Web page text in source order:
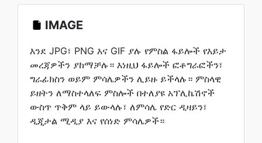
IMAGE
እንደ JPG፣ PNG እና GIF ያሉ የምስል ፋይሎች የእይታ
መረጃዎችን ያከማቻሉ። እነዚህ ፋይሎች ፎቶግራፎችን፣
ግራፊክስን ወይም ምሳሌዎችን ሊይዙ ይችላሉ። ምስላዊ
ይዘትን ለማስተላለፍ ምስሎች በተለያዩ አፕሊኬሽኖች
ውስጥ ጥቅም ላይ ይውላሉ፣ ለምሳሌ የድር ዲዛይን፣
ዲጂታል ሚዲያ እና የሰነድ ምሳሌዎች።